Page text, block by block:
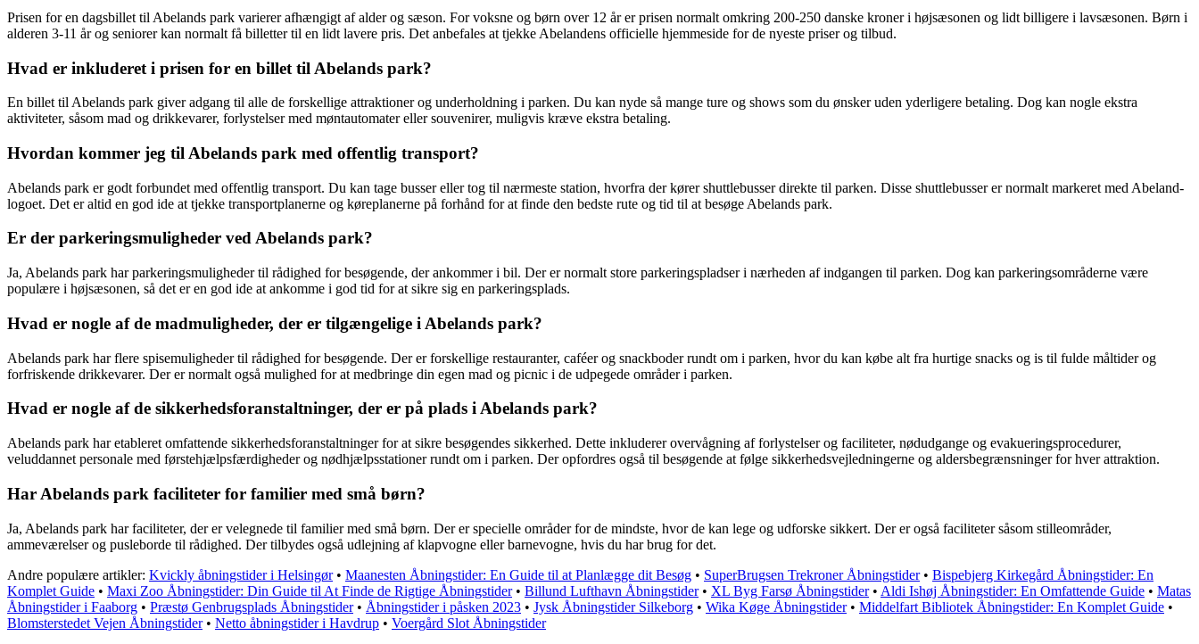
Prisen for en dagsbillet til Abelands park varierer afhængigt af alder og sæson. For voksne og børn over 12 år er prisen normalt omkring 200-250 danske kroner i højsæsonen og lidt billigere i lavsæsonen. Børn i
alderen 3-11 år og seniorer kan normalt få billetter til en lidt lavere pris. Det anbefales at tjekke Abelandens officielle hjemmeside for de nyeste priser og tilbud.
Hvad er inkluderet i prisen for en billet til Abelands park?
En billet til Abelands park giver adgang til alle de forskellige attraktioner og underholdning i parken. Du kan nyde så mange ture og shows som du ønsker uden yderligere betaling. Dog kan nogle ekstra
aktiviteter, såsom mad og drikkevarer, forlystelser med møntautomater eller souvenirer, muligvis kræve ekstra betaling.
Hvordan kommer jeg til Abelands park med offentlig transport?
Abelands park er godt forbundet med offentlig transport. Du kan tage busser eller tog til nærmeste station, hvorfra der kører shuttlebusser direkte til parken. Disse shuttlebusser er normalt markeret med Abeland-
logoet. Det er altid en god ide at tjekke transportplanerne og køreplanerne på forhånd for at finde den bedste rute og tid til at besøge Abelands park.
Er der parkeringsmuligheder ved Abelands park?
Ja, Abelands park har parkeringsmuligheder til rådighed for besøgende, der ankommer i bil. Der er normalt store parkeringspladser i nærheden af indgangen til parken. Dog kan parkeringsområderne være
populære i højsæsonen, så det er en god ide at ankomme i god tid for at sikre sig en parkeringsplads.
Hvad er nogle af de madmuligheder, der er tilgængelige i Abelands park?
Abelands park har flere spisemuligheder til rådighed for besøgende. Der er forskellige restauranter, caféer og snackboder rundt om i parken, hvor du kan købe alt fra hurtige snacks og is til fulde måltider og
forfriskende drikkevarer. Der er normalt også mulighed for at medbringe din egen mad og picnic i de udpegede områder i parken.
Hvad er nogle af de sikkerhedsforanstaltninger, der er på plads i Abelands park?
Abelands park har etableret omfattende sikkerhedsforanstaltninger for at sikre besøgendes sikkerhed. Dette inkluderer overvågning af forlystelser og faciliteter, nødudgange og evakueringsprocedurer,
veluddannet personale med førstehjælpsfærdigheder og nødhjælpsstationer rundt om i parken. Der opfordres også til besøgende at følge sikkerhedsvejledningerne og aldersbegrænsninger for hver attraktion.
Har Abelands park faciliteter for familier med små børn?
Ja, Abelands park har faciliteter, der er velegnede til familier med små børn. Der er specielle områder for de mindste, hvor de kan lege og udforske sikkert. Der er også faciliteter såsom stilleområder,
ammeværelser og pusleborde til rådighed. Der tilbydes også udlejning af klapvogne eller barnevogne, hvis du har brug for det.
Andre populære artikler: Kvickly åbningstider i Helsingør• Maanesten Åbningstider: En Guide til at Planlægge dit Besøg • SuperBrugsen Trekroner Åbningstider• Bispebjerg Kirkegård Åbningstider: En
Komplet Guide • Maxi Zoo Åbningstider: Din Guide til At Finde de Rigtige Åbningstider• Billund Lufthavn Åbningstider• XL Byg Farsø Åbningstider• Aldi Ishøj Åbningstider: En Omfattende Guide • Matas
Åbningstider i Faaborg • Præstø Genbrugsplads Åbningstider• Åbningstider i påsken 2023 • Jysk Åbningstider Silkeborg • Wika Køge Åbningstider• Middelfart Bibliotek Åbningstider: En Komplet Guide •
Blomsterstedet Vejen Åbningstider• Netto åbningstider i Havdrup • Voergård Slot Åbningstider